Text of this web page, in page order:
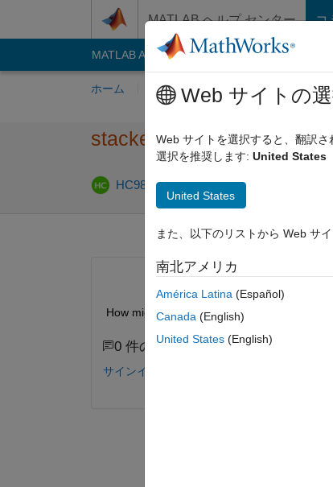
MATLAB ヘルプ センター コ
MATLAB Answers File Exchange
ホーム 質問する 回答 閲覧
stacked plots with
HC98 2023 7 月 3 1 回答
How might I produce sumething like this?
0 件のコメント
サインインしてコメントする。
Web サイトの
Web サイトを選択すると、翻訳
選択を推奨します: United States
United States
また、以下のリストから Web サ
南北アメリカ
América Latina (Español)
Canada (English)
United States (English)